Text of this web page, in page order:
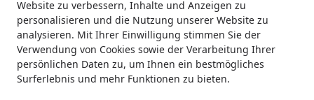
Website zu verbessern, Inhalte und Anzeigen zu
personalisieren und die Nutzung unserer Website zu
analysieren. Mit Ihrer Einwilligung stimmen Sie der
Verwendung von Cookies sowie der Verarbeitung Ihrer
persönlichen Daten zu, um Ihnen ein bestmögliches
Surferlebnis und mehr Funktionen zu bieten.
Suchen
Karibu Pools inkl. gratis Sandfilteranlage & Pool-
Starterset (Gesamtwert bis 468,99€)